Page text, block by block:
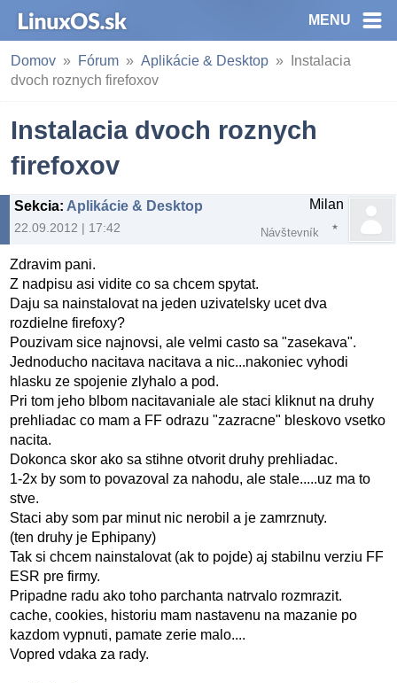
MENU
Domov Fórum Aplikácie & Desktop
Instalacia
dvoch roznych firefoxov
Instalacia dvoch roznych
firefoxov
Sekcia: Aplikácie & Desktop
22.09.2012 | 17:42
Milan
Návštevník
Zdravim pani.
Z nadpisu asi vidite co sa chcem spytat.
Daju sa nainstalovat na jeden uzivatelsky ucet dva
rozdielne firefoxy?
Pouzivam sice najnovsi, ale velmi casto sa "zasekava".
Jednoducho nacitava nacitava a nic...nakoniec vyhodi
hlasku ze spojenie zlyhalo a pod.
Pri tom jeho blbom nacitavaniale ale staci kliknut na druhy
prehliadac co mam a FF odrazu "zazracne" bleskovo vsetko
nacita.
Dokonca skor ako sa stihne otvorit druhy prehliadac.
1-2x by som to povazoval za nahodu, ale stale.....uz ma to
stve.
Staci aby som par minut nic nerobil a je zamrznuty.
(ten druhy je Ephipany)
Tak si chcem nainstalovat (ak to pojde) aj stabilnu verziu FF
ESR pre firmy.
Pripadne radu ako toho parchanta natrvalo rozmrazit.
cache, cookies, historiu mam nastavenu na mazanie po
kazdom vypnuti, pamate zerie malo....
Vopred vdaka za rady.